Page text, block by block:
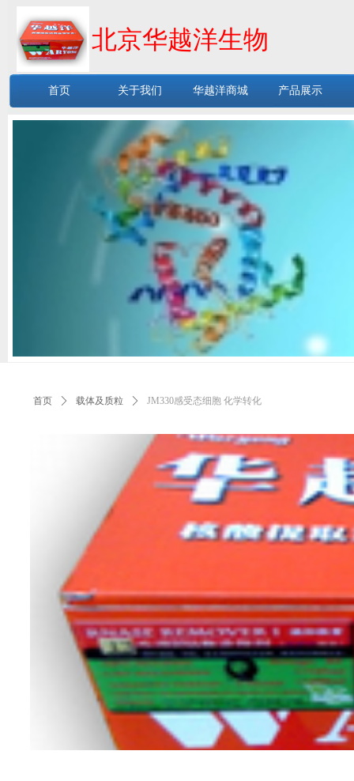
北京华越洋生物
首页 关于我们 华越洋商城 产品展示
首页 ꄲ 载体及质粒 ꄲ JM330感受态细胞 化学转化